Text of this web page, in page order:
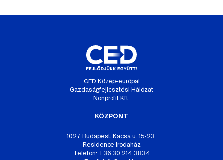
CED Közép-európai
Gazdaságfejlesztési Hálózat
Nonprofit Kft.
KÖZPONT
1027 Budapest, Kacsa u. 15-23.
Residence Irodaház
Telefon: +36 30 214 3834